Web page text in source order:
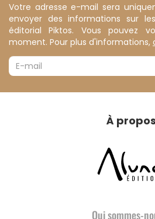
Votre adresse e-mail sera
envoyer des informations sur
éditorial Piktos. Vous pouvez
moment. Pour plus d'informations,
À propos
Qui sommes-